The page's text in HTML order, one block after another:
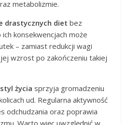
metabolizmie.
drastycznych diet bez
konsekwencjach może
– zamiast redukcji wagi
wzrost po zakończeniu takiej
życia sprzyja gromadzeniu
ud. Regularna aktywność
odchudzania oraz poprawia